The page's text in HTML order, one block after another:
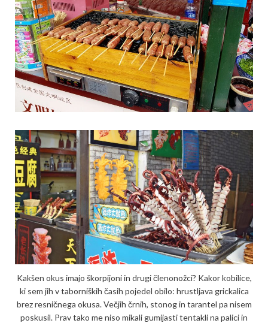
Kakšen okus imajo škorpijoni in drugi členonožci? Kakor kobilice,
ki sem jih v taborniških časih pojedel obilo: hrustljava grickalica
brez resničnega okusa. Večjih črnih, stonog in tarantel pa nisem
poskusil. Prav tako me niso mikali gumijasti tentakli na palici in